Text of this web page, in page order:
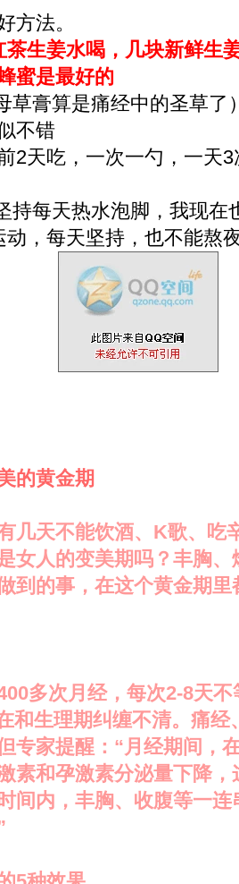
方法。
茶生姜水喝，几块新鲜生
蜜是最好的
草膏算是痛经中的圣草了
不错
2天吃，一次一勺，一天
持每天热水泡脚，我现在
，每天坚持，也不能熬
的黄金期
几天不能饮酒、K歌、
女人的变美期吗？丰胸
到的事，在这个黄金期里
多次月经，每次2-8天
和生理期纠缠不清。痛
专家提醒：“月经期间，
素和孕激素分泌量下降
间内，丰胸、收腹等一